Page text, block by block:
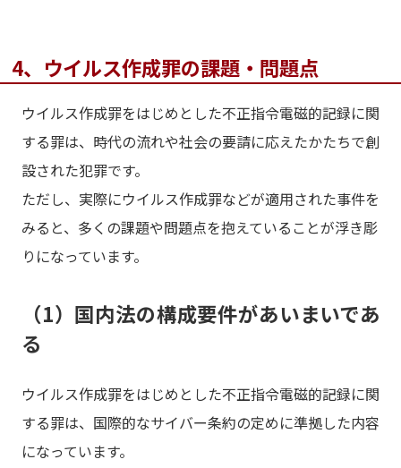
4、ウイルス作成罪の課題・問題点
ウイルス作成罪をはじめとした不正指令電磁的記録に関
する罪は、時代の流れや社会の要請に応えたかたちで創
設された犯罪です。
ただし、実際にウイルス作成罪などが適用された事件を
みると、多くの課題や問題点を抱えていることが浮き彫
りになっています。
（1）国内法の構成要件があいまいであ
る
ウイルス作成罪をはじめとした不正指令電磁的記録に関
する罪は、国際的なサイバー条約の定めに準拠した内容
になっています。